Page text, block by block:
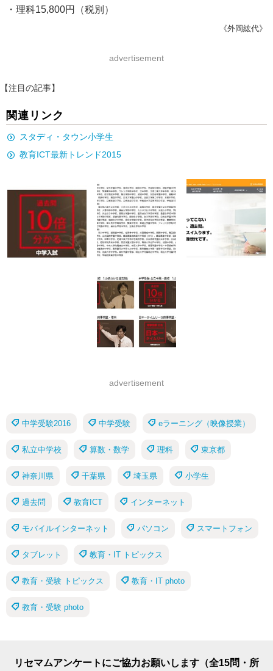
・理科15,800円（税別）
《外岡紘代》
advertisement
【注目の記事】
関連リンク
スタディ・タウン小学生
教育ICT最新トレンド2015
advertisement
中学受験2016 中学受験 eラーニング（映像授業）
私立中学校 算数・数学 理科 東京都
神奈川県 千葉県 埼玉県 小学生
過去問 教育ICT インターネット
モバイルインターネット パソコン スマートフォン
タブレット 教育・IT トピックス
教育・受験 トピックス 教育・IT photo
教育・受験 photo
リセマムアンケートにご協力お願いします（全15問・所